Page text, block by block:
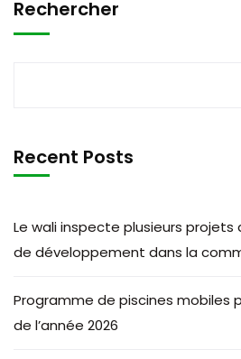
Rechercher
Recent Posts
Le wali inspecte plusieurs
de développement dans la
Programme de piscines mobiles
de l’année 2026